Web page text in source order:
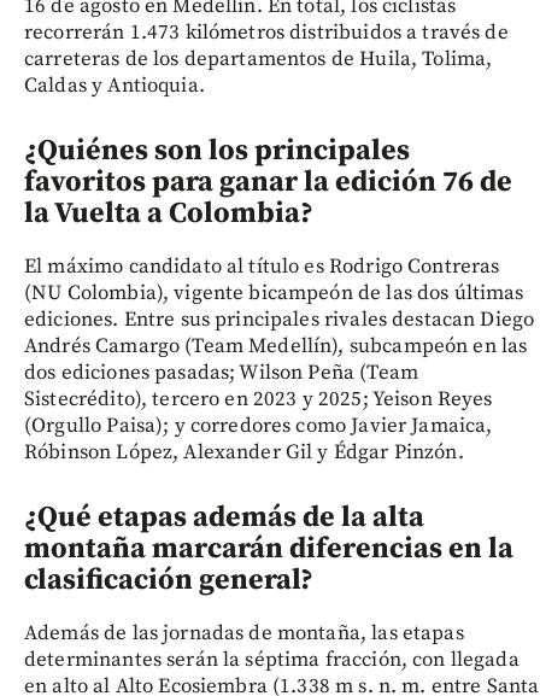
16 de agosto en Medellín. En total, los ciclistas
recorrerán 1.473 kilómetros distribuidos a través de
carreteras de los departamentos de Huila, Tolima,
Caldas y Antioquia.
¿Quiénes son los principales
favoritos para ganar la edición 76 de
la Vuelta a Colombia?
El máximo candidato al título es Rodrigo Contreras
(NU Colombia), vigente bicampeón de las dos últimas
ediciones. Entre sus principales rivales destacan Diego
Andrés Camargo (Team Medellín), subcampeón en las
dos ediciones pasadas; Wilson Peña (Team
Sistecrédito), tercero en 2023 y 2025; Yeison Reyes
(Orgullo Paisa); y corredores como Javier Jamaica,
Róbinson López, Alexander Gil y Édgar Pinzón.
¿Qué etapas además de la alta
montaña marcarán diferencias en la
clasificación general?
Además de las jornadas de montaña, las etapas
determinantes serán la séptima fracción, con llegada
en alto al Alto Ecosiembra (1.338 m s. n. m. entre Santa